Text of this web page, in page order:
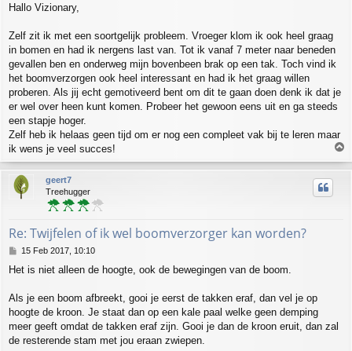
Hallo Vizionary,
Zelf zit ik met een soortgelijk probleem. Vroeger klom ik ook heel graag
in bomen en had ik nergens last van. Tot ik vanaf 7 meter naar beneden
gevallen ben en onderweg mijn bovenbeen brak op een tak. Toch vind ik
het boomverzorgen ook heel interessant en had ik het graag willen
proberen. Als jij echt gemotiveerd bent om dit te gaan doen denk ik dat je
er wel over heen kunt komen. Probeer het gewoon eens uit en ga steeds
een stapje hoger.
Zelf heb ik helaas geen tijd om er nog een compleet vak bij te leren maar
ik wens je veel succes!
o
p
geert7
Treehugger
Re: Twijfelen of ik wel boomverzorger kan worden?
P
s
15 Feb 2017, 10:10
Het is niet alleen de hoogte, ook de bewegingen van de boom.
Als je een boom afbreekt, gooi je eerst de takken eraf, dan vel je op
hoogte de kroon. Je staat dan op een kale paal welke geen demping
meer geeft omdat de takken eraf zijn. Gooi je dan de kroon eruit, dan zal
de resterende stam met jou eraan zwiepen.